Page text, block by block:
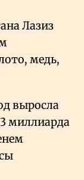
Лазиз
медь,
выросла
миллиарда